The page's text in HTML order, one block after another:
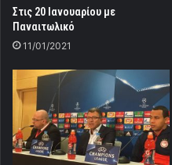
Στις 20 Ιανουαρίου με
Παναιτωλικό
11/01/2021